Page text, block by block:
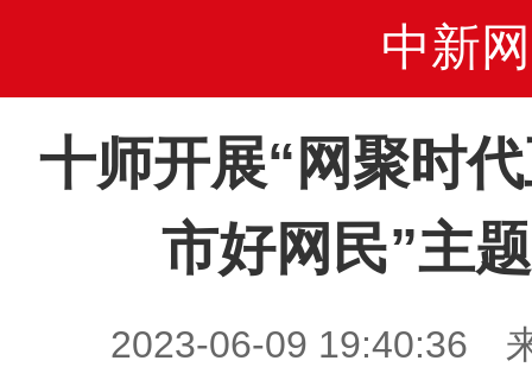
中新网
十师开展“网聚时
市好网民”主
2023-06-09 19:40:36